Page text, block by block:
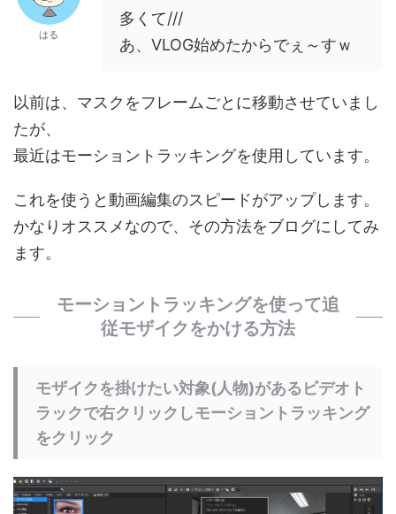
はる
多くて///
あ、VLOG始めたからでぇ～すｗ
以前は、マスクをフレームごとに移動させていまし
たが、
最近はモーショントラッキングを使用しています。
これを使うと動画編集のスピードがアップします。
かなりオススメなので、その方法をブログにしてみ
ます。
モーショントラッキングを使って追
従モザイクをかける方法
モザイクを掛けたい対象(人物)があるビデオト
ラックで右クリックしモーショントラッキング
をクリック